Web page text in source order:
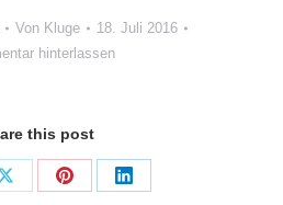
Von Kluge
18. Juli 2016
hinterlassen
this post
Share Share Share